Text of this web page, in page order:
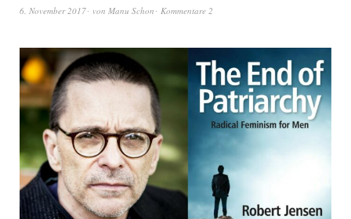
6. November 2017 von Manu Schon Kommentare 2